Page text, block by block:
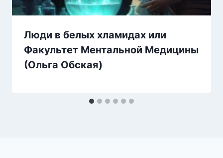
Люди в белых хламидах или
Факультет Ментальной Медицины
(Ольга Обская)